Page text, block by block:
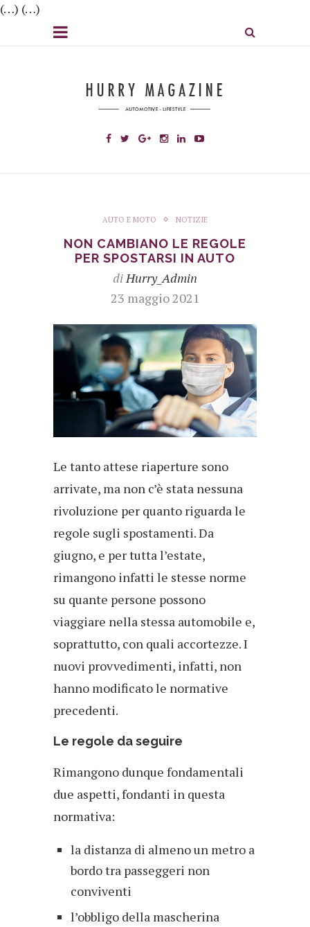
(…) (…)
AUTO E MOTO NOTIZIE
NON CAMBIANO LE REGOLE
PER SPOSTARSI IN AUTO
diHurry_Admin
23 maggio 2021
Le tanto attese riaperture sono
arrivate, ma non c’è stata nessuna
rivoluzione per quanto riguarda le
regole sugli spostamenti. Da
giugno, e per tutta l’estate,
rimangono infatti le stesse norme
su quante persone possono
viaggiare nella stessa automobile e,
soprattutto, con quali accortezze. I
nuovi provvedimenti, infatti, non
hanno modificato le normative
precedenti.
Le regole da seguire
Rimangono dunque fondamentali
due aspetti, fondanti in questa
normativa:
la distanza di almeno un metro a
bordo tra passeggeri non
conviventi
l’obbligo della mascherina